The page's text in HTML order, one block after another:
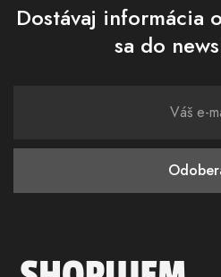
Dostávaj informácia
sa do